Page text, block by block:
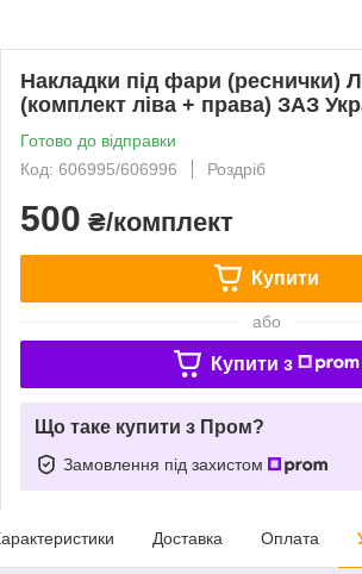
Накладки під фари (реснички)
(комплект ліва + права) ЗАЗ
Готово до відправки
Код: 606995/606996
Роздріб
500 ₴/комплект
Купити
або
Купити з
Що таке купити з Пром?
Замовлення під захистом
Доставка Оплата